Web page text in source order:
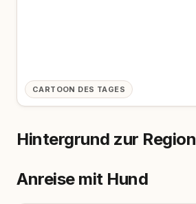
Hintergrund zur Region
CARTOON DES TAGES
Anreise mit Hund